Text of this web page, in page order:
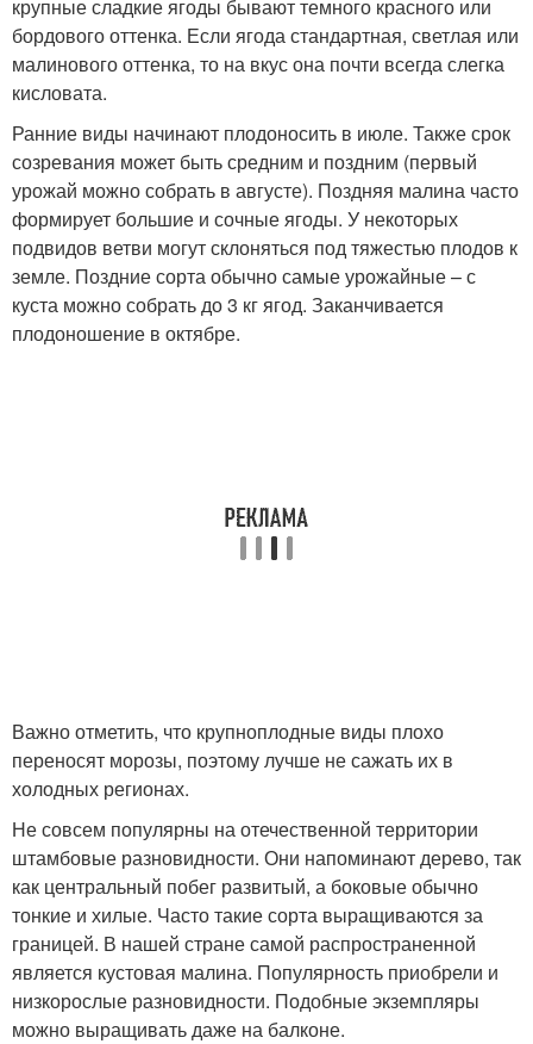
крупные сладкие ягоды бывают темного красного или
бордового оттенка. Если ягода стандартная, светлая или
малинового оттенка, то на вкус она почти всегда слегка
кисловата.
Ранние виды начинают плодоносить в июле. Также срок
созревания может быть средним и поздним (первый
урожай можно собрать в августе). Поздняя малина часто
формирует большие и сочные ягоды. У некоторых
подвидов ветви могут склоняться под тяжестью плодов к
земле. Поздние сорта обычно самые урожайные – с
куста можно собрать до 3 кг ягод. Заканчивается
плодоношение в октябре.
Важно отметить, что крупноплодные виды плохо
переносят морозы, поэтому лучше не сажать их в
холодных регионах.
Не совсем популярны на отечественной территории
штамбовые разновидности. Они напоминают дерево, так
как центральный побег развитый, а боковые обычно
тонкие и хилые. Часто такие сорта выращиваются за
границей. В нашей стране самой распространенной
является кустовая малина. Популярность приобрели и
низкорослые разновидности. Подобные экземпляры
можно выращивать даже на балконе.